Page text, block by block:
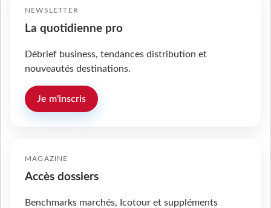
NEWSLETTER
La quotidienne pro
Débrief business, tendances distribution et
nouveautés destinations.
Je m'inscris
MAGAZINE
Accès dossiers
Benchmarks marchés, Icotour et suppléments